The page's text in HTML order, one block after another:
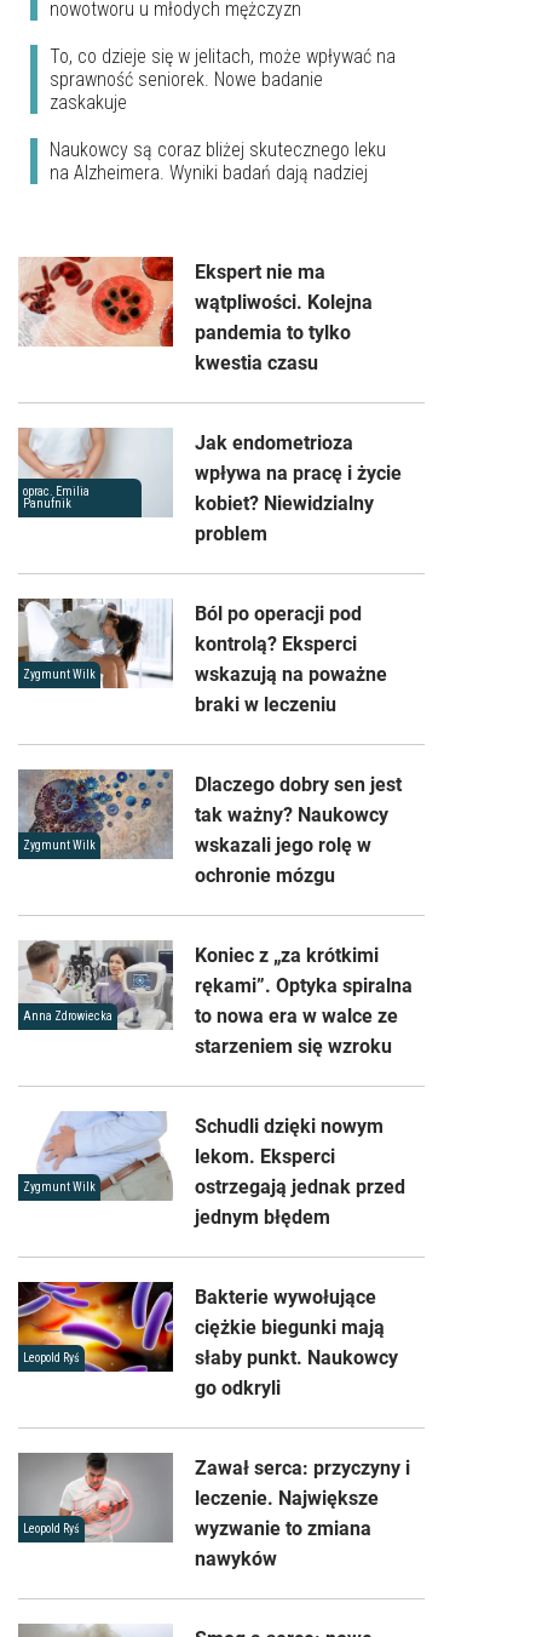
nowotworu u młodych mężczyzn
To, co dzieje się w jelitach, może wpływać na
sprawność seniorek. Nowe badanie
zaskakuje
Naukowcy są coraz bliżej skutecznego leku
na Alzheimera. Wyniki badań dają nadziej
Ekspert nie ma
wątpliwości. Kolejna
pandemia to tylko
kwestia czasu
oprac. Emilia
Panufnik
Jak endometrioza
wpływa na pracę i życie
kobiet? Niewidzialny
problem
Zygmunt Wilk
Ból po operacji pod
kontrolą? Eksperci
wskazują na poważne
braki w leczeniu
Zygmunt Wilk
Dlaczego dobry sen jest
tak ważny? Naukowcy
wskazali jego rolę w
ochronie mózgu
Anna Zdrowiecka
Koniec z „za krótkimi
rękami”. Optyka spiralna
to nowa era w walce ze
starzeniem się wzroku
Zygmunt Wilk
Schudli dzięki nowym
lekom. Eksperci
ostrzegają jednak przed
jednym błędem
Leopold Ryś
Bakterie wywołujące
ciężkie biegunki mają
słaby punkt. Naukowcy
go odkryli
Leopold Ryś
Zawał serca: przyczyny i
leczenie. Największe
wyzwanie to zmiana
nawyków